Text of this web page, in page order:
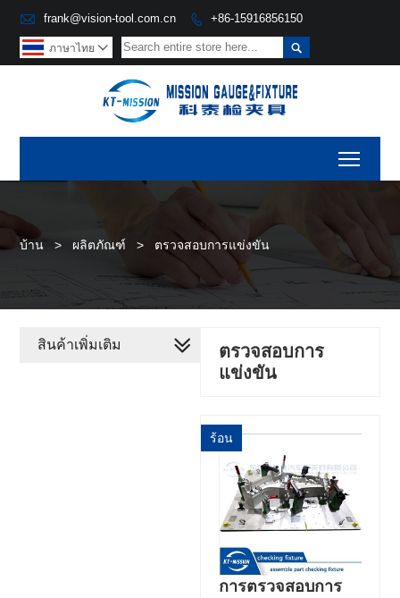
 frank@vision-tool.com.cn  +86-15916856150

ภาษาไทย 
บ้าน > ผลิตภัณฑ์ > ตรวจสอบการแข่งขัน
ตรวจสอบการ
แข่งขัน
ร้อน
การตรวจสอบการ
สินค้าเพิ่มเติม